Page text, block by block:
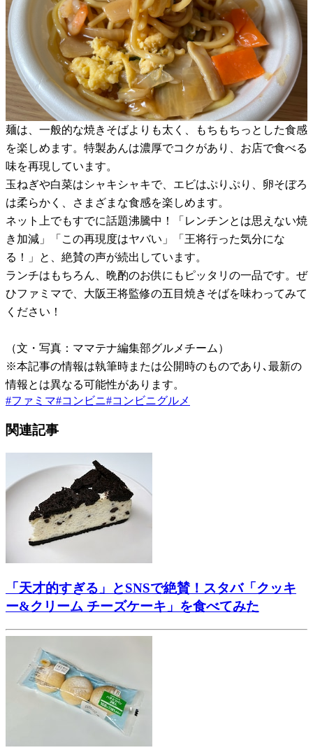
麺は、一般的な焼きそばよりも太く、もちもちっとした食感
を楽しめます。特製あんは濃厚でコクがあり、お店で食べる
味を再現しています。
玉ねぎや白菜はシャキシャキで、エビはぷりぷり、卵そぼろ
は柔らかく、さまざまな食感を楽しめます。
ネット上でもすでに話題沸騰中！「レンチンとは思えない焼
き加減」「この再現度はヤバい」「王将行った気分にな
る！」と、絶賛の声が続出しています。
ランチはもちろん、晩酌のお供にもピッタリの一品です。ぜ
ひファミマで、大阪王将監修の五目焼きそばを味わってみて
ください！
（文・写真：ママテナ編集部グルメチーム）
※本記事の情報は執筆時または公開時のものであり､最新の
情報とは異なる可能性があります。
#ファミマ#コンビニ#コンビニグルメ
関連記事
「天才的すぎる」とSNSで絶賛！スタバ「クッキ
ー&クリーム チーズケーキ」を食べてみた